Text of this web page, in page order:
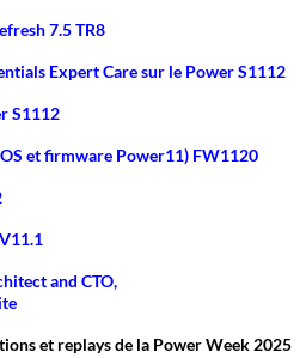
7.5 TR8
Expert Care sur le Power S1112
S1112
et firmware Power11) FW1120
and CTO,
et replays de la Power Week 2025